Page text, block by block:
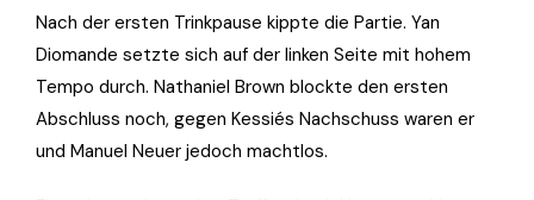
Nach der ersten Trinkpause kippte die Partie. Yan
Diomande setzte sich auf der linken Seite mit hohem
Tempo durch. Nathaniel Brown blockte den ersten
Abschluss noch, gegen Kessiés Nachschuss waren er
und Manuel Neuer jedoch machtlos.